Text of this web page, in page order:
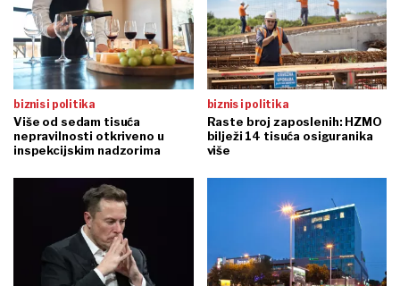
biznis i politika
Više od sedam tisuća
nepravilnosti otkriveno u
inspekcijskim nadzorima
biznis i politika
Raste broj zaposlenih: HZMO
bilježi 14 tisuća osiguranika
više